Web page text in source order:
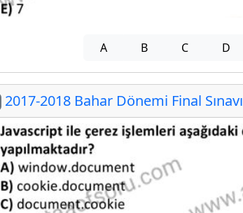
A B C D
2017-2018 Bahar Dönemi Final Sınavı